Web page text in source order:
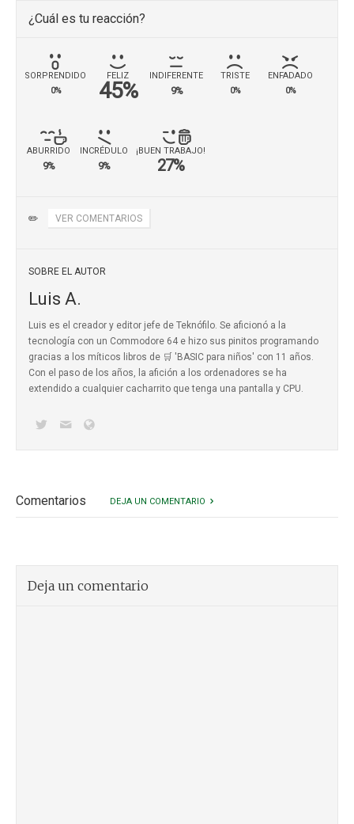
¿Cuál es tu reacción?
SORPRENDIDO
0%
FELIZ
45%
INDIFERENTE
9%
TRISTE
0%
ENFADADO
0%
ABURRIDO
9%
INCRÉDULO
9%
¡BUEN TRABAJO!
27%
✏️ VER COMENTARIOS
SOBRE EL AUTOR
Luis A.
Luis es el creador y editor jefe de Teknófilo. Se aficionó a la
tecnología con un Commodore 64 e hizo sus pinitos programando
gracias a los míticos libros de 🛒 'BASIC para niños' con 11 años.
Con el paso de los años, la afición a los ordenadores se ha
extendido a cualquier cacharrito que tenga una pantalla y CPU.
Comentarios DEJA UN COMENTARIO
Deja un comentario